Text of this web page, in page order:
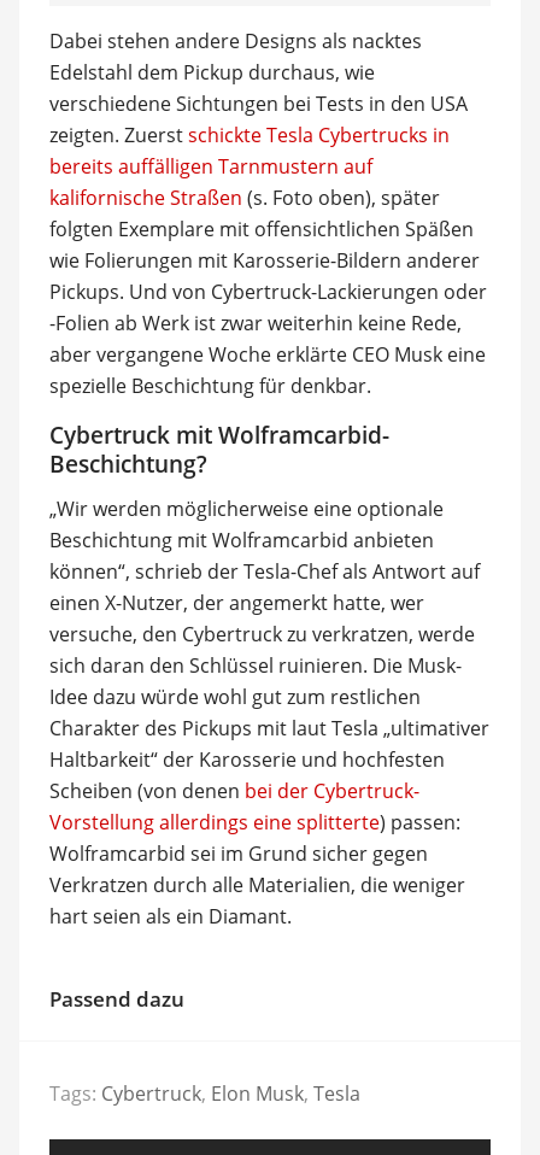
Dabei stehen andere Designs als nacktes
Edelstahl dem Pickup durchaus, wie
verschiedene Sichtungen bei Tests in den USA
zeigten. Zuerstschickte Tesla Cybertrucks in
bereits auffälligen Tarnmustern auf
kalifornische Straßen (s. Foto oben), später
folgten Exemplare mit offensichtlichen Späßen
wie Folierungen mit Karosserie-Bildern anderer
Pickups. Und von Cybertruck-Lackierungen oder
-Folien ab Werk ist zwar weiterhin keine Rede,
aber vergangene Woche erklärte CEO Musk eine
spezielle Beschichtung für denkbar.
Cybertruck mit Wolframcarbid-
Beschichtung?
„Wir werden möglicherweise eine optionale
Beschichtung mit Wolframcarbid anbieten
können“, schrieb der Tesla-Chef als Antwort auf
einen X-Nutzer, der angemerkt hatte, wer
versuche, den Cybertruck zu verkratzen, werde
sich daran den Schlüssel ruinieren. Die Musk-
Idee dazu würde wohl gut zum restlichen
Charakter des Pickups mit laut Tesla „ultimativer
Haltbarkeit“ der Karosserie und hochfesten
Scheiben (von denen bei der Cybertruck-
Vorstellung allerdings eine splitterte) passen:
Wolframcarbid sei im Grund sicher gegen
Verkratzen durch alle Materialien, die weniger
hart seien als ein Diamant.
Passend dazu
Tags: Cybertruck, Elon Musk, Tesla